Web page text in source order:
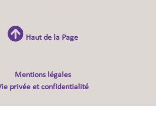
Haut de la Page
Mentions légales
privée et confidentialité